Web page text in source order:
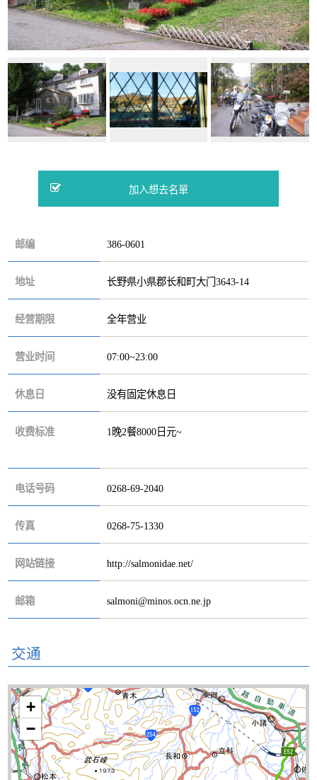
邮编 386-0601
地址 长野県小県郡长和町大门3643-14
经营期限 全年营业
营业时间 07:00~23:00
休息日 没有固定休息日
收费标准 1晚2餐8000日元~
电话号码 0268-69-2040
传真 0268-75-1330
网站链接 http://salmonidae.net/
邮箱 salmoni@minos.ocn.ne.jp
交通
+
−